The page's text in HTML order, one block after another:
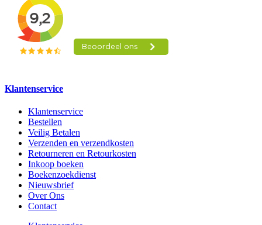
Klantenservice
Klantenservice
Bestellen
Veilig Betalen
Verzenden en verzendkosten
Retourneren en Retourkosten
Inkoop boeken
Boekenzoekdienst
Nieuwsbrief
Over Ons
Contact